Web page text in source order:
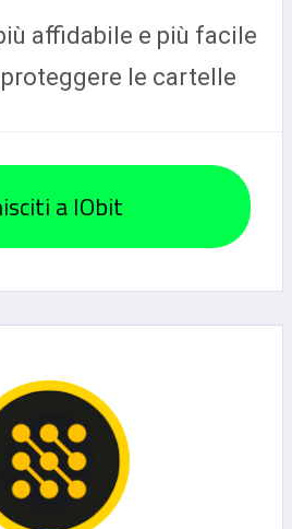
affidabile e più facile
le cartelle
a IObit